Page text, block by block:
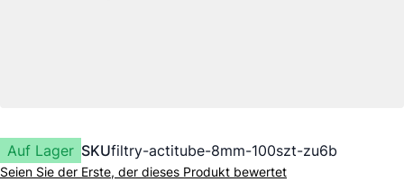
Auf Lager SKUfiltry-actitube-8mm-100szt-zu6b
Seien Sie der Erste, der dieses Produkt bewertet